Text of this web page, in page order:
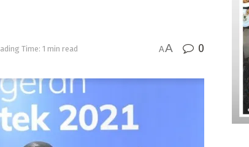
Time: 1 min read AA 0